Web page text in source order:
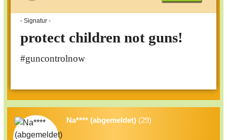
- Signatur -
protect children not guns!
#guncontrolnow
Na**** (abgemeldet) (29)